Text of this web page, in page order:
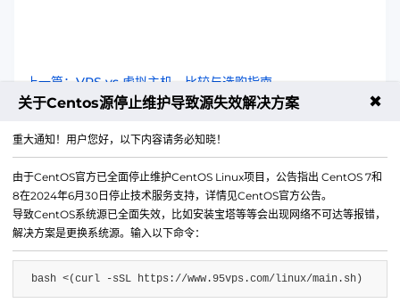
上一篇：VPS vs 虚拟主机，比较与选购指南
关于Centos源停止维护导致源失效解决方案 ✖
重大通知！用户您好，以下内容请务必知晓！
由于CentOS官方已全面停止维护CentOS Linux项目，公告指出 CentOS 7和
8在2024年6月30日停止技术服务支持，详情见CentOS官方公告。
导致CentOS系统源已全面失效，比如安装宝塔等等会出现网络不可达等报错，
解决方案是更换系统源。输入以下命令：
bash <(curl -sSL https://www.95vps.com/linux/main.sh)